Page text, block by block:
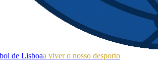
de Lisboaa viver o nosso desporto